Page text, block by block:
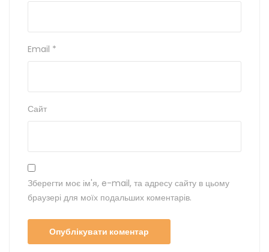
Email *
Сайт
Зберегти моє ім'я, e-mail, та адресу сайту в цьому
браузері для моїх подальших коментарів.